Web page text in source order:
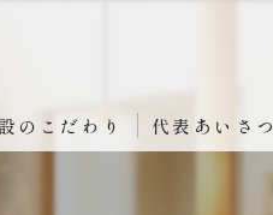
のこだわり 代表あいさつ